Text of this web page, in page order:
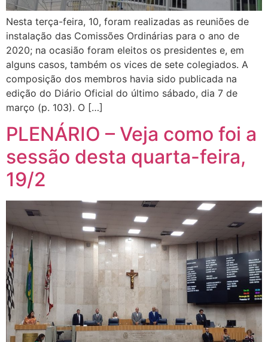
Nesta terça-feira, 10, foram realizadas as reuniões de
instalação das Comissões Ordinárias para o ano de
2020; na ocasião foram eleitos os presidentes e, em
alguns casos, também os vices de sete colegiados. A
composição dos membros havia sido publicada na
edição do Diário Oficial do último sábado, dia 7 de
março (p. 103). O […]
PLENÁRIO – Veja como foi a
sessão desta quarta-feira,
19/2